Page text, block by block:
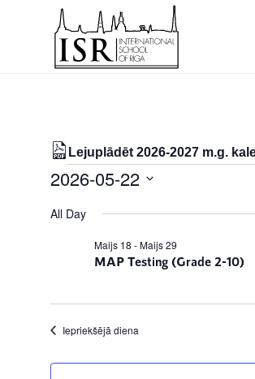
Lejuplādēt 2026-2027 m.g.
Notikumi
for
22/05/2026
2026-05-22
All Day
MAP Testing (Grade 2-10)
Maijs 18 -Maijs 29
Iepriekšējā diena